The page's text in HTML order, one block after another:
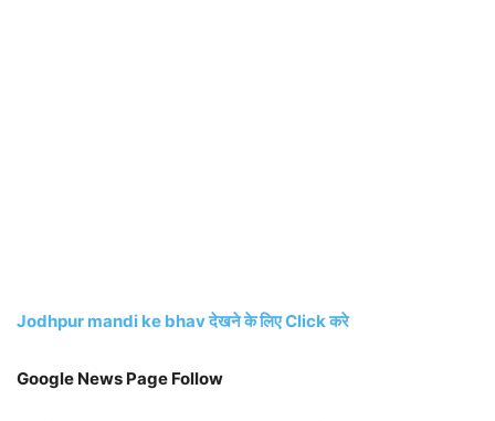
Jodhpur mandi ke bhav देखने के लिए Click करे
Google News Page Follow